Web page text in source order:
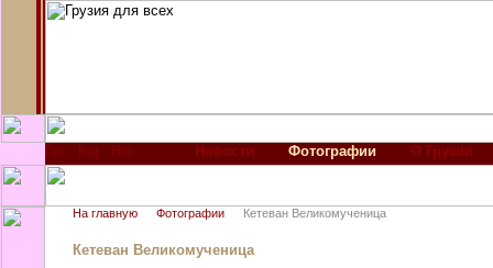
Новости Фотографии О Грузии
На главную Фотографии Кетеван Великомученица
Кетеван Великомученица